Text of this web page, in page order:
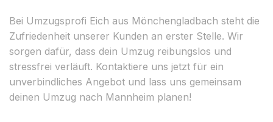
Bei Umzugsprofi Eich aus Mönchengladbach steht die
Zufriedenheit unserer Kunden an erster Stelle. Wir
sorgen dafür, dass dein Umzug reibungslos und
stressfrei verläuft. Kontaktiere uns jetzt für ein
unverbindliches Angebot und lass uns gemeinsam
deinen Umzug nach Mannheim planen!